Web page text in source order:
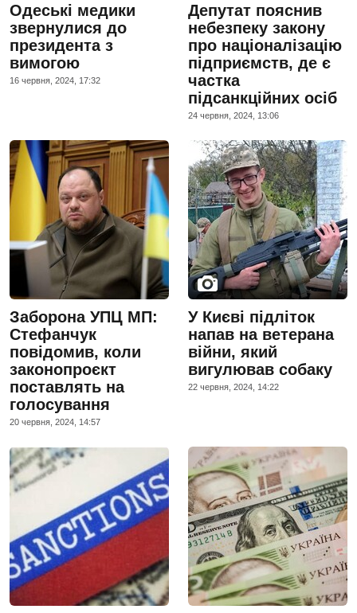
Одеські медики
звернулися до
президента з
вимогою
16 червня, 2024, 17:32
Депутат пояснив
небезпеку закону
про націоналізацію
підприємств, де є
частка
підсанкційних осіб
24 червня, 2024, 13:06
Заборона УПЦ МП:
Стефанчук
повідомив, коли
законопроєкт
поставлять на
голосування
20 червня, 2024, 14:57
У Києві підліток
напав на ветерана
війни, який
вигулював собаку
22 червня, 2024, 14:22